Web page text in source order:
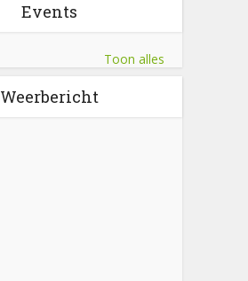
Events
Toon alles
Weerbericht